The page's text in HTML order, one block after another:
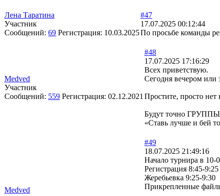
Лена Таратина
Участник
Сообщений: 69 Регистрация: 10.03.2025
#47
17.07.2025 00:12:44
По просьбе команды
Medved
Участник
Сообщений: 559 Регистрация: 02.12.2021
#48
17.07.2025 17:16:29
Всех приветствую.
Сегодня вечером или
Простите, просто
Будут точно ГРУППЫ
«Ставь лучше и бей
Medved
#49
18.07.2025 21:49:16
Начало турнира в 10-
Регистрация 8:45-9:25
Жеребьевка 9:25-9:30
Прикрепленные